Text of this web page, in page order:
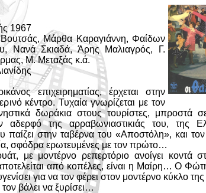
1967
Μάρθα Καραγιάννη, Φαίδων
Νανά Σκιαδά, Άρης Μαλιαγρός, Γ.
Μ. Μεταξάς κ.ά.
επιχειρηματίας, έρχεται στην
κέντρο. Τυχαία γνωρίζεται με τον
δωράκια στους τουρίστες, μπροστά σε
αδερφό της αρραβωνιαστικιάς του, της
στην ταβέρνα του «Αποστόλη», και τον
σφόδρα ερωτευμένες με τον πρώτο…
με μοντέρνο ρεπερτόριο ανοίγει κοντά
από κοπέλες, είναι η Μαίρη… Ο
για να τον φέρει στον μοντέρνο κύκλο
βάλει να ξυρίσει…